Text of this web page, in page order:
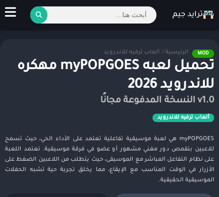
MOD الرئيسية / ألعاب ترفيه للاندرويد
تحميل لعبه myPOPGOES مهكره
للاندرويد 2026
v1.0 النسخة المدفوعة مجانًا
ألعاب ترفيه للاندرويد
myPOPGOES هي لعبة موسيقية تفاعلية تعتمد على الأداء الحي، حيث تسمح
للاعبين بتقمص دور مغني مشهور أو عضو في فرقة موسيقية. تعتمد اللعبة
على نظام التفاعل المباشر مع الموسيقى، حيث يتطلب من اللاعبين الضغط على
الأزرار في الوقت المناسب مع الإيقاع، مما يخلق تجربة حية تشبه الحفلات
الموسيقية الحقيقية.